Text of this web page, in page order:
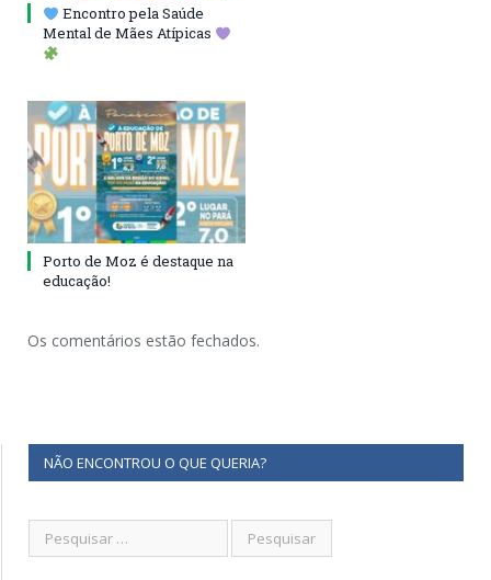
Encontro pela Saúde
Mental de Mães Atípicas
Porto de Moz é destaque na
educação!
Os comentários estão fechados.
NÃO ENCONTROU O QUE QUERIA?